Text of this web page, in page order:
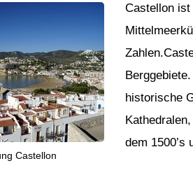
Castellon
Castellon
historische
dem 1500’s